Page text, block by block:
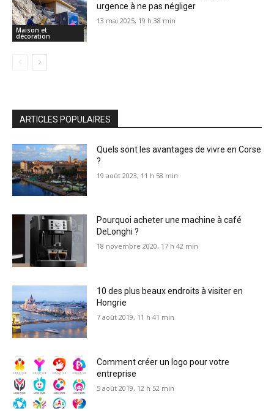
Maison et
décoration
urgence à ne pas négliger
13 mai 2025, 19 h 38 min
ARTICLES POPULAIRES
Quels sont les avantages de vivre en Corse
?
19 août 2023, 11 h 58 min
Pourquoi acheter une machine à café
DeLonghi ?
18 novembre 2020, 17 h 42 min
10 des plus beaux endroits à visiter en
Hongrie
7 août 2019, 11 h 41 min
Comment créer un logo pour votre
entreprise
5 août 2019, 12 h 52 min